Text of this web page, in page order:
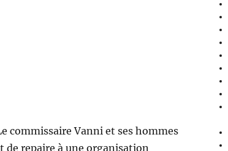
commissaire Vanni et ses hommes
repaire à une organisation